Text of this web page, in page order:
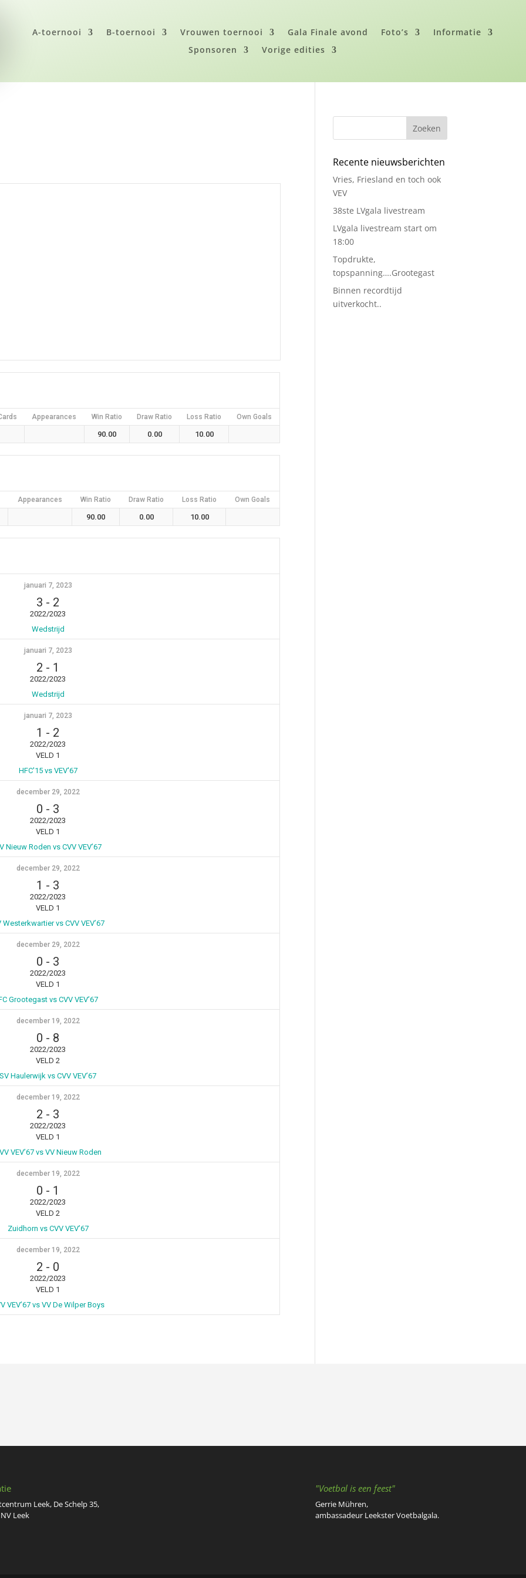
A-toernooi B-toernooi Vrouwen toernooi Gala Finale avond Foto’s
Informatie
Sponsoren
Vorige edities
Appearances Win Ratio Draw Ratio Loss Ratio Own Goals
90.00 0.00 10.00
Appearances Win Ratio Draw Ratio Loss Ratio Own Goals
90.00 0.00 10.00
januari 7, 2023
3 - 2
2022/2023
Wedstrijd
januari 7, 2023
2 - 1
2022/2023
Wedstrijd
januari 7, 2023
1 - 2
2022/2023
VELD 1
HFC'15 vs VEV'67
december 29, 2022
0 - 3
2022/2023
VELD 1
Nieuw Roden vs CVV VEV’67
december 29, 2022
1 - 3
2022/2023
VELD 1
Westerkwartier vs CVV VEV’67
december 29, 2022
0 - 3
2022/2023
VELD 1
Grootegast vs CVV VEV’67
december 19, 2022
0 - 8
2022/2023
VELD 2
SV Haulerwijk vs CVV VEV’67
december 19, 2022
2 - 3
2022/2023
VELD 1
VEV’67 vs VV Nieuw Roden
december 19, 2022
0 - 1
2022/2023
VELD 2
Zuidhorn vs CVV VEV’67
december 19, 2022
2 - 0
2022/2023
VELD 1
VEV’67 vs VV De Wilper Boys
Zoeken
Recente nieuwsberichten
Vries, Friesland en toch ook
VEV
38ste LVgala livestream
LVgala livestream start om
18:00
Topdrukte,
topspanning….Grootegast
Binnen recordtijd
uitverkocht..
Leek, De Schelp 35,
Leek
"Voetbal is een feest"
Gerrie Mühren,
ambassadeur Leekster Voetbalgala.